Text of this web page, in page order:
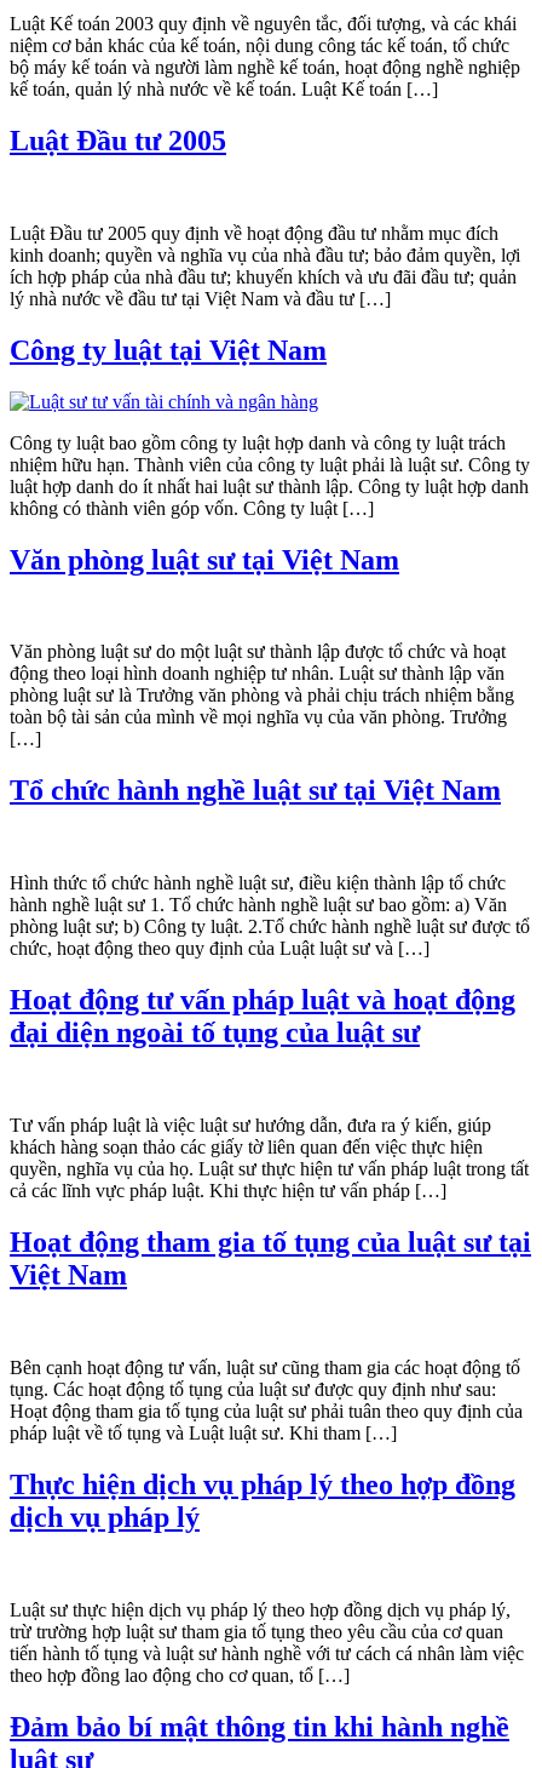
Luật Kế toán 2003 quy định về nguyên tắc, đối tượng, và các khái
niệm cơ bản khác của kế toán, nội dung công tác kế toán, tổ chức
bộ máy kế toán và người làm nghề kế toán, hoạt động nghề nghiệp
kế toán, quản lý nhà nước về kế toán. Luật Kế toán […]
Luật Đầu tư 2005
Luật Đầu tư 2005 quy định về hoạt động đầu tư nhằm mục đích
kinh doanh; quyền và nghĩa vụ của nhà đầu tư; bảo đảm quyền, lợi
ích hợp pháp của nhà đầu tư; khuyến khích và ưu đãi đầu tư; quản
lý nhà nước về đầu tư tại Việt Nam và đầu tư […]
Công ty luật tại Việt Nam
Công ty luật bao gồm công ty luật hợp danh và công ty luật trách
nhiệm hữu hạn. Thành viên của công ty luật phải là luật sư. Công ty
luật hợp danh do ít nhất hai luật sư thành lập. Công ty luật hợp danh
không có thành viên góp vốn. Công ty luật […]
Văn phòng luật sư tại Việt Nam
Văn phòng luật sư do một luật sư thành lập được tổ chức và hoạt
động theo loại hình doanh nghiệp tư nhân. Luật sư thành lập văn
phòng luật sư là Trưởng văn phòng và phải chịu trách nhiệm bằng
toàn bộ tài sản của mình về mọi nghĩa vụ của văn phòng. Trưởng
[…]
Tổ chức hành nghề luật sư tại Việt Nam
Hình thức tổ chức hành nghề luật sư, điều kiện thành lập tổ chức
hành nghề luật sư 1. Tổ chức hành nghề luật sư bao gồm: a) Văn
phòng luật sư; b) Công ty luật. 2.Tổ chức hành nghề luật sư được tổ
chức, hoạt động theo quy định của Luật luật sư và […]
Hoạt động tư vấn pháp luật và hoạt động
đại diện ngoài tố tụng của luật sư
Tư vấn pháp luật là việc luật sư hướng dẫn, đưa ra ý kiến, giúp
khách hàng soạn thảo các giấy tờ liên quan đến việc thực hiện
quyền, nghĩa vụ của họ. Luật sư thực hiện tư vấn pháp luật trong tất
cả các lĩnh vực pháp luật. Khi thực hiện tư vấn pháp […]
Hoạt động tham gia tố tụng của luật sư tại
Việt Nam
Bên cạnh hoạt động tư vấn, luật sư cũng tham gia các hoạt động tố
tụng. Các hoạt động tố tụng của luật sư được quy định như sau:
Hoạt động tham gia tố tụng của luật sư phải tuân theo quy định của
pháp luật về tố tụng và Luật luật sư. Khi tham […]
Thực hiện dịch vụ pháp lý theo hợp đồng
dịch vụ pháp lý
Luật sư thực hiện dịch vụ pháp lý theo hợp đồng dịch vụ pháp lý,
trừ trường hợp luật sư tham gia tố tụng theo yêu cầu của cơ quan
tiến hành tố tụng và luật sư hành nghề với tư cách cá nhân làm việc
theo hợp đồng lao động cho cơ quan, tổ […]
Đảm bảo bí mật thông tin khi hành nghề
luật sư